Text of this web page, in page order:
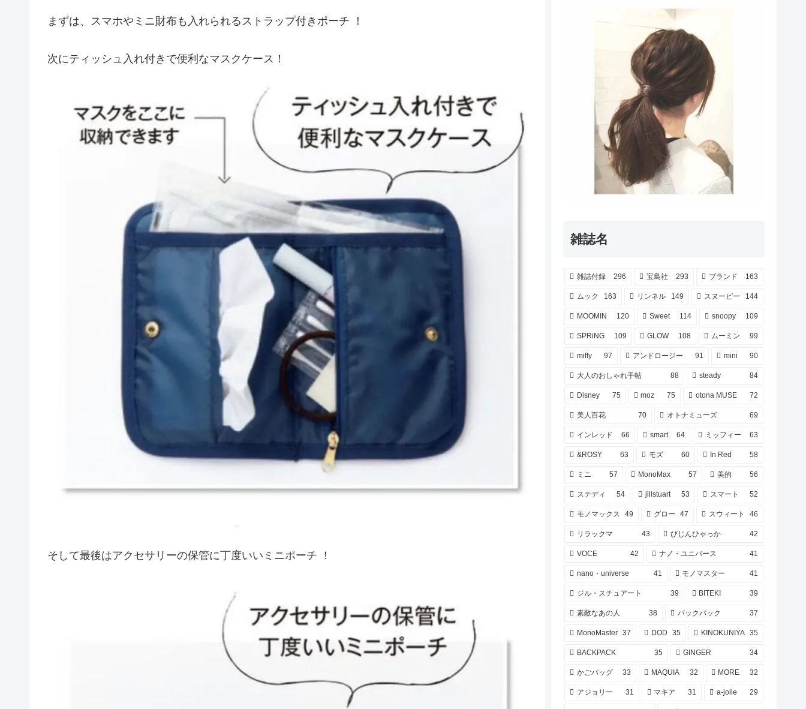
まずは、スマホやミニ財布も入れられるストラップ付きポーチ ！
次にティッシュ入れ付きで便利なマスクケース！
そして最後はアクセサリーの保管に丁度いいミニポーチ ！
雑誌名
雑誌付録 296 宝島社 293 ブランド 163
ムック 163 リンネル 149 スヌーピー 144
MOOMIN 120 Sweet 114 snoopy 109
SPRiNG 109 GLOW 108 ムーミン 99
miffy 97 アンドロージー 91 mini 90
大人のおしゃれ手帖 88 steady 84
Disney 75 moz 75 otona MUSE 72
美人百花 70 オトナミューズ 69
インレッド 66 smart 64 ミッフィー 63
&ROSY 63 モズ 60 In Red 58
ミニ 57 MonoMax 57 美的 56
ステディ 54 jillstuart 53 スマート 52
モノマックス 49 グロー 47 スウィート 46
リラックマ 43 びじんひゃっか 42
VOCE 42 ナノ・ユニバース 41
nano・universe 41 モノマスター 41
ジル・スチュアート 39 BITEKI 39
素敵なあの人 38 バックパック 37
MonoMaster 37 DOD 35 KINOKUNIYA 35
BACKPACK 35 GINGER 34
かごバッグ 33 MAQUIA 32 MORE 32
アジョリー 31 マキア 31 a-jolie 29